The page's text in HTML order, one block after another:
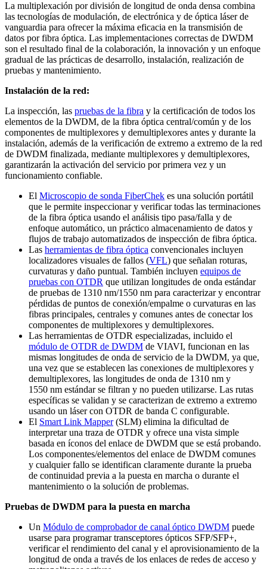
La multiplexación por división de longitud de onda densa combina
las tecnologías de modulación, de electrónica y de óptica láser de
vanguardia para ofrecer la máxima eficacia en la transmisión de
datos por fibra óptica. Las implementaciones correctas de DWDM
son el resultado final de la colaboración, la innovación y un enfoque
gradual de las prácticas de desarrollo, instalación, realización de
pruebas y mantenimiento.
Instalación de la red:
La inspección, las pruebas de la fibra y la certificación de todos los
elementos de la DWDM, de la fibra óptica central/común y de los
componentes de multiplexores y demultiplexores antes y durante la
instalación, además de la verificación de extremo a extremo de la red
de DWDM finalizada, mediante multiplexores y demultiplexores,
garantizarán la activación del servicio por primera vez y un
funcionamiento confiable.
El Microscopio de sonda FiberChek es una solución portátil
que le permite inspeccionar y verificar todas las terminaciones
de la fibra óptica usando el análisis tipo pasa/falla y de
enfoque automático, un práctico almacenamiento de datos y
flujos de trabajo automatizados de inspección de fibra óptica.
Las herramientas de fibra óptica convencionales incluyen
localizadores visuales de fallos (VFL) que señalan roturas,
curvaturas y daño puntual. También incluyen equipos de
pruebas con OTDR que utilizan longitudes de onda estándar
de pruebas de 1310 nm/1550 nm para caracterizar y encontrar
pérdidas de puntos de conexión/empalme o curvaturas en las
fibras principales, centrales y comunes antes de conectar los
componentes de multiplexores y demultiplexores.
Las herramientas de OTDR especializadas, incluido el
módulo de OTDR de DWDM de VIAVI, funcionan en las
mismas longitudes de onda de servicio de la DWDM, ya que,
una vez que se establecen las conexiones de multiplexores y
demultiplexores, las longitudes de onda de 1310 nm y
1550 nm estándar se filtran y no pueden utilizarse. Las rutas
específicas se validan y se caracterizan de extremo a extremo
usando un láser con OTDR de banda C configurable.
El Smart Link Mapper(SLM) elimina la dificultad de
interpretar una traza de OTDR y ofrece una vista simple
basada en íconos del enlace de DWDM que se está probando.
Los componentes/elementos del enlace de DWDM comunes
y cualquier fallo se identifican claramente durante la prueba
de continuidad previa a la puesta en marcha o durante el
mantenimiento o la solución de problemas.
Pruebas de DWDM para la puesta en marcha
Un Módulo de comprobador de canal óptico DWDM puede
usarse para programar transceptores ópticos SFP/SFP+,
verificar el rendimiento del canal y el aprovisionamiento de la
longitud de onda a través de los enlaces de redes de acceso y